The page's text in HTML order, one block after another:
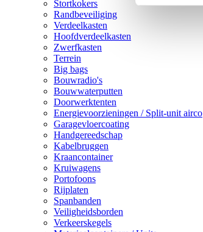
Stortkokers
Randbeveiliging
Verdeelkasten
Hoofdverdeelkasten
Zwerfkasten
Terrein
Big bags
Bouwradio's
Bouwwaterputten
Doorwerktenten
Energievoorzieningen / Split-unit airco
Garagevloercoating
Handgereedschap
Kabelbruggen
Kraancontainer
Kruiwagens
Portofoons
Rijplaten
Spanbanden
Veiligheidsborden
Verkeerskegels